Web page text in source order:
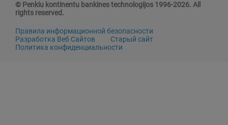
© Penkiu kontinentu bankines technologijos 1996-2026. All
rights reserved.
Правила информационной безопасности
Разработка Веб Сайтов
Старый сайт
Политика конфиденциальности